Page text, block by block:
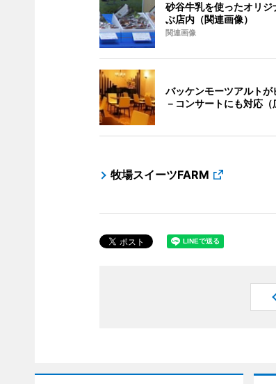
砂谷牛乳を使ったオリジ
ぶ店内（関連画像）
関連画像
バッケンモーツアルトが
－コンサートにも対応（
牧場スイーツFARM